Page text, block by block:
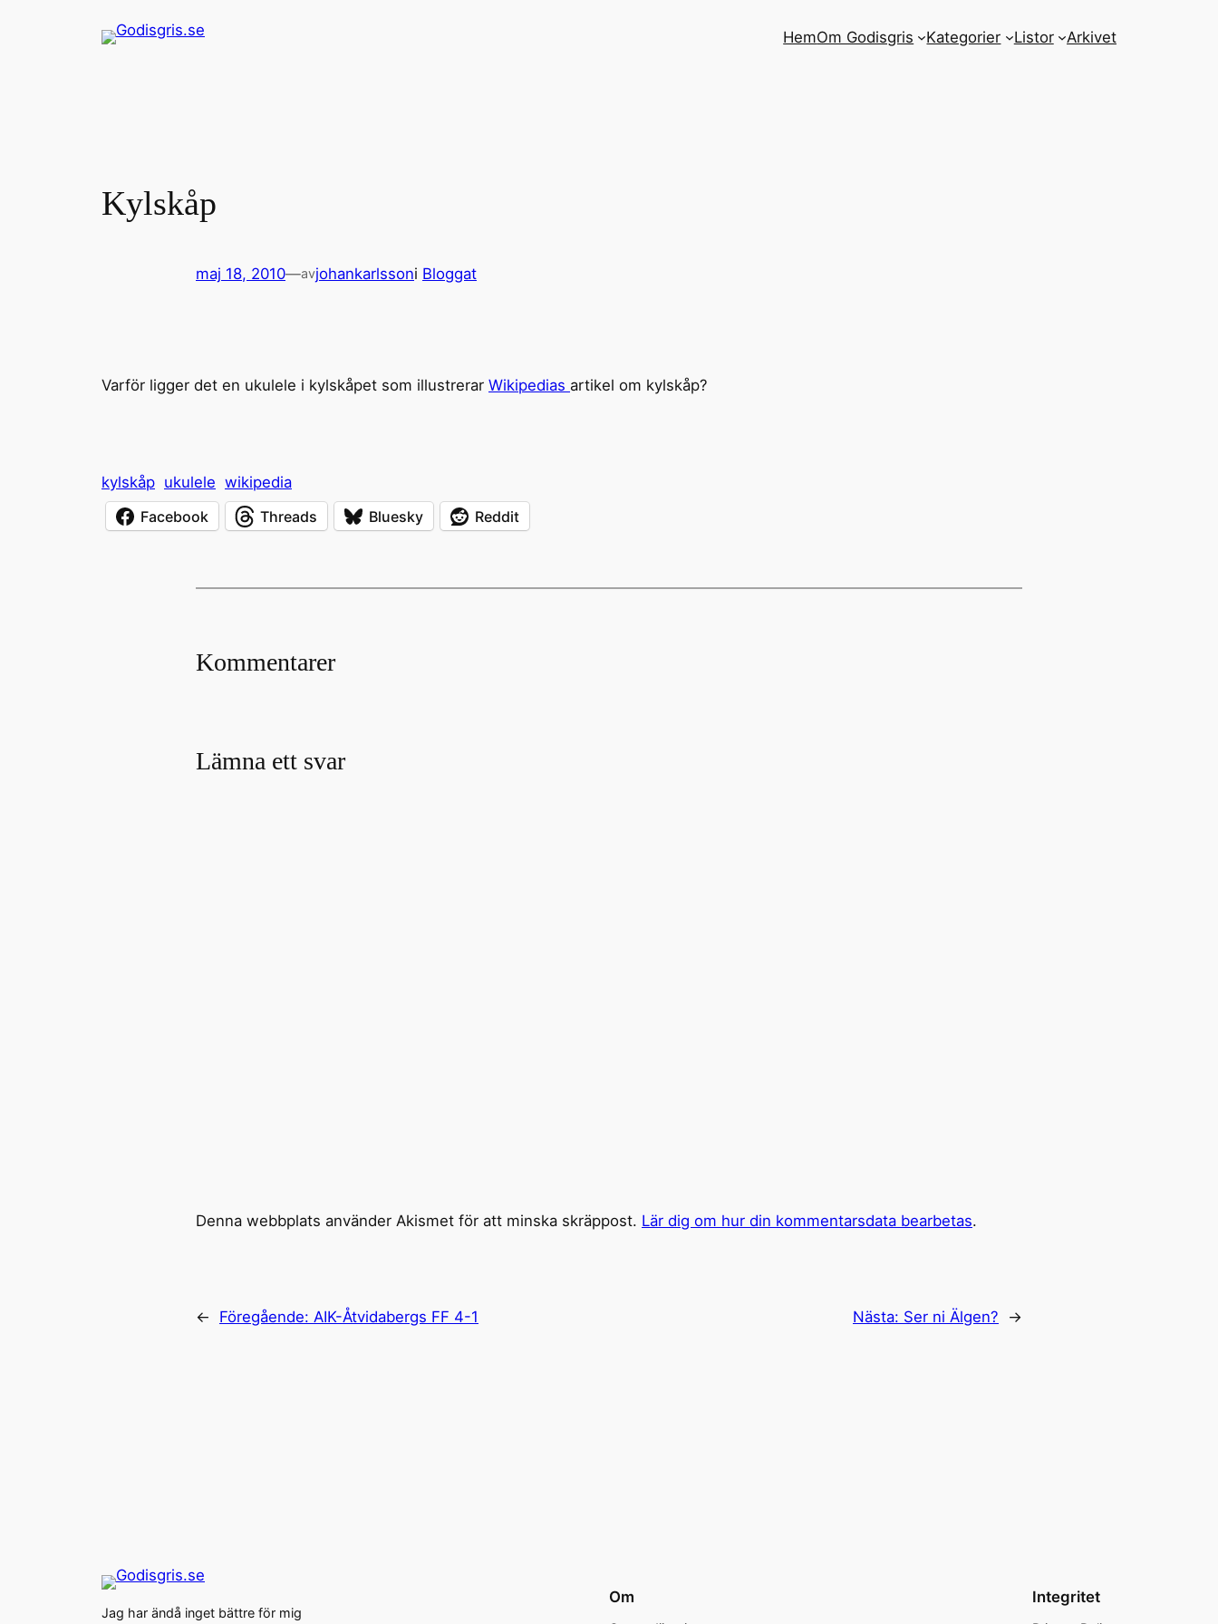
HemOm Godisgris Kategorier Listor Arkivet
Kylskåp
maj 18, 2010—avjohankarlssoni Bloggat
Varför ligger det en ukulele i kylskåpet som illustrerar Wikipedias artikel om kylskåp?
kylskåp ukulele wikipedia
Facebook
Threads Bluesky Reddit
Kommentarer
Lämna ett svar
Denna webbplats använder Akismet för att minska skräppost. Lär dig om hur din kommentarsdata bearbetas.
← Föregående: AIK-Åtvidabergs FF 4-1 Nästa: Ser ni Älgen? →
Jag har ändå inget bättre för mig
Om Integritet